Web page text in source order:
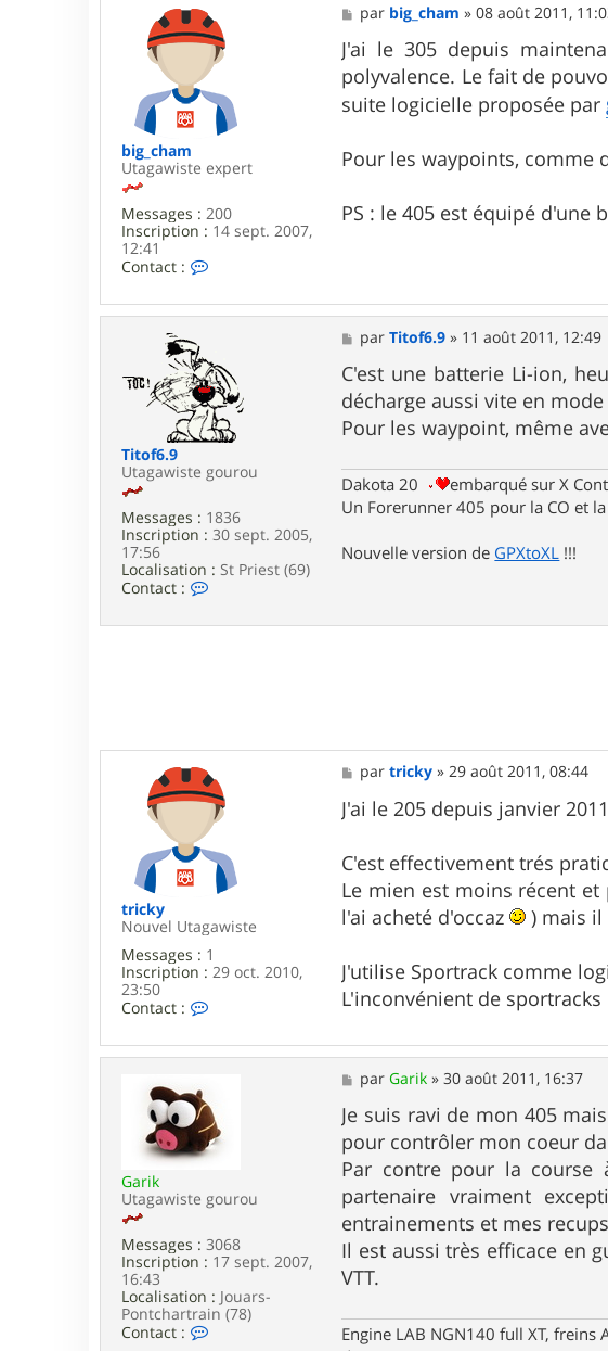
c
t
e
r
S
p
o
u
big_cham
Utagawiste expert
Messages : 200
Inscription : 14 sept. 2007,
12:41
Contact :
n
t
t
e
r
b
i
_
h
a
m
M
e
s
s
a
g
e
par big_cham »08 août 2011,
J'ai le 305 depuis
polyvalence. Le fait de
suite logicielle proposée par
Pour les waypoints, comme
PS : le 405 est équipé d'une
Titof6.9
Utagawiste gourou
Messages : 1836
Inscription : 30 sept. 2005,
17:56
Localisation : St Priest (69)
Contact :
t
o
f
6
.
9
M
e
s
s
a
g
e
parTitof6.9 » 11 août 2011, 12:49
C'est une batterie Li-ion,
décharge aussi vite en mode
Pour les waypoint, même
Dakota 20
embarqué sur X
Un Forerunner 405 pour la CO et la
Nouvelle version de GPXtoXL !!!
tricky
Nouvel Utagawiste
Messages : 1
Inscription : 29 oct. 2010,
23:50
Contact :
n
t
t
e
r
t
i
c
y
M
e
s
s
g
e
partricky »29 août 2011, 08:44
J'ai le 205 depuis janvier
C'est effectivement trés
Le mien est moins récent
l'ai acheté d'occaz
) mais
J'utilise Sportrack comme
L'inconvénient de
Garik
Utagawiste gourou
Messages : 3068
Inscription : 17 sept. 2007,
16:43
Localisation : Jouars-
Pontchartrain (78)
Contact :
M
e
s
s
a
g
e
parGarik »30 août 2011, 16:37
Je suis ravi de mon 405
pour contrôler mon coeur
Par contre pour la
partenaire vraiment
entrainements et mes
Il est aussi très efficace en
VTT.
Engine LAB NGN140 full XT,